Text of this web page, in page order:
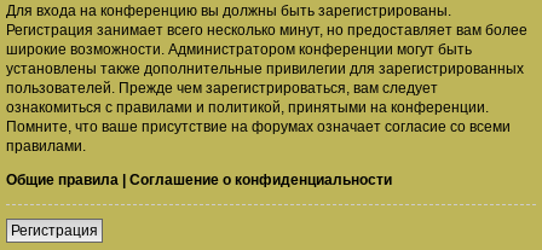
Для входа на конференцию вы должны быть зарегистрированы.
Регистрация занимает всего несколько минут, но предоставляет вам более
широкие возможности. Администратором конференции могут быть
установлены также дополнительные привилегии для зарегистрированных
пользователей. Прежде чем зарегистрироваться, вам следует
ознакомиться с правилами и политикой, принятыми на конференции.
Помните, что ваше присутствие на форумах означает согласие со всеми
правилами.
Общие правила | Соглашение о конфиденциальности
Регистрация